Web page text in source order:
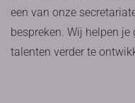
een van onze
bespreken. Wij helpen
talenten verder te